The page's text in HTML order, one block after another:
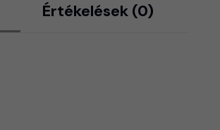
Értékelések (0)